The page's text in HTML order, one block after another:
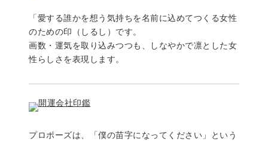
「愛する誰かを想う気持ちを名前に込めてつくる女性
のための印（しるし）です。
画数・運気を取り込みつつも、しなやかで凛とした女
性らしさを表現します。
プロポーズは、「僕の苗字になってください」という